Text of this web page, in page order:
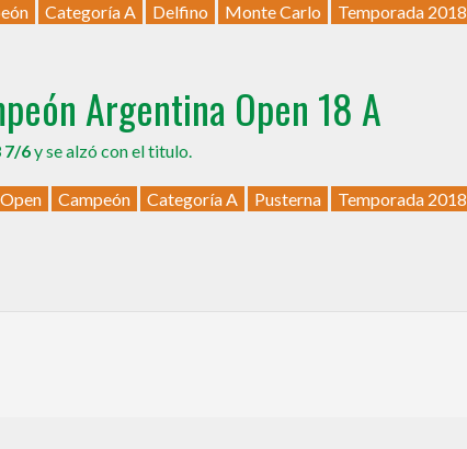
Categoría A Delfino Monte Carlo Temporada 2018
Argentina Open 18 A
7/6y se alzó con el titulo.
Campeón Categoría A Pusterna Temporada 2018